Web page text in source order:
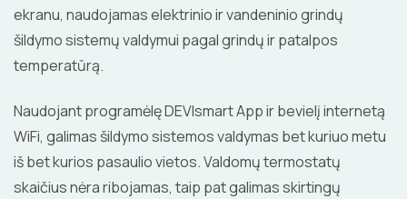
ekranu, naudojamas elektrinio ir vandeninio grindų
šildymo sistemų valdymui pagal grindų ir patalpos
temperatūrą.
Naudojant programėlę DEVIsmart App ir bevielį internetą
WiFi, galimas šildymo sistemos valdymas bet kuriuo metu
iš bet kurios pasaulio vietos. Valdomų termostatų
skaičius nėra ribojamas, taip pat galimas skirtingų